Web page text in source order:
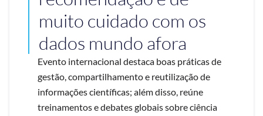
muito cuidado com os
dados mundo afora
Evento internacional destaca boas práticas de
gestão, compartilhamento e reutilização de
informações científicas; além disso, reúne
treinamentos e debates globais sobre ciência